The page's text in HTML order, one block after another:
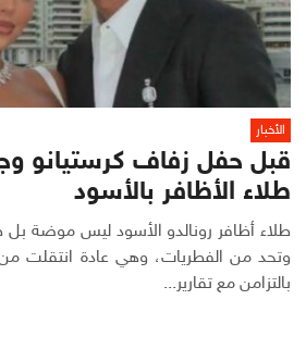
الأخبار
قبل حفل زفاف كرستيانو
طلاء الأظافر بالأسود
طلاء أظافر رونالدو الأسود ليس موضة
وتحد من الفطريات، وهي عادة انتقلت من
بالتزامن مع تقارير...